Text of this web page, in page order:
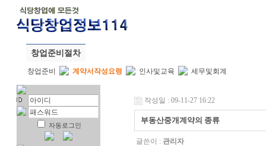
창업준비절차
창업준비 계약서작성요령 인사및교육 세무및회계
자동로그인
작성일 : 09-11-27 16:22
부동산중개계약의 종류
글쓴이 : 관리자